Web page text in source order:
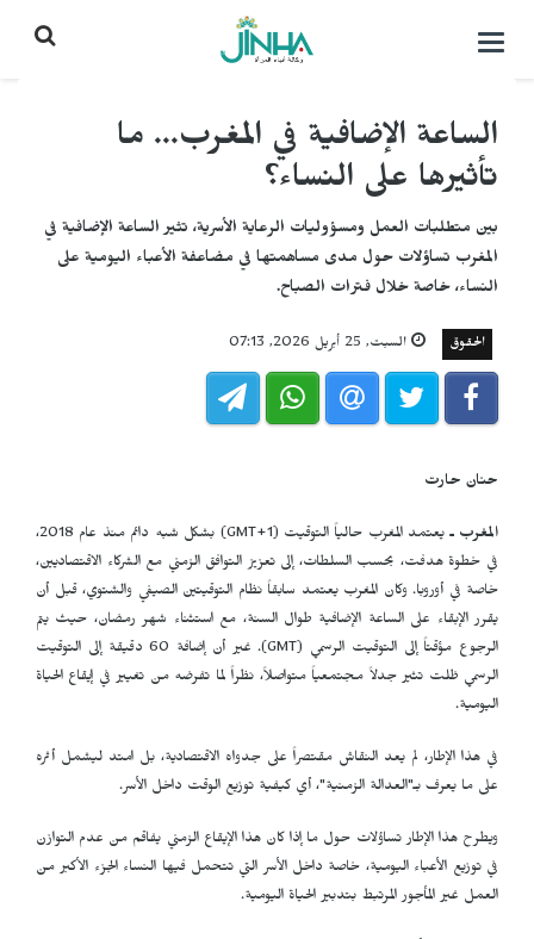
التحكم
الساعة الإضافية في المغرب... ما
تأثيرها على النساء؟
بين متطلبات العمل ومسؤوليات الرعاية الأسرية، تثير الساعة الإضافية في
المغرب تساؤلات حول مدى مساهمتها في مضاعفة الأعباء اليومية على
النساء، خاصة خلال فترات الصباح.
الحقوق السبت, 25 أبريل 2026, 07:13
حنان حارت
المغرب ـ يعتمد المغرب حالياً التوقيت (GMT+1
) بشكل شبه دائم منذ عام 2018،
في خطوة هدفت، بحسب السلطات، إلى تعزيز التوافق الزمني مع الشركاء الاقتصاديين،
خاصة في أوروبا. وكان المغرب يعتمد سابقاً نظام التوقيتين الصيفي والشتوي، قبل أن
يقرر الإبقاء على الساعة الإضافية طوال السنة، مع استثناء شهر رمضان، حيث يتم
الرجوع مؤقتاً إلى التوقيت الرسمي (GMT
). غير أن إضافة 60 دقيقة إلى التوقيت
الرسمي ظلت تثير جدلاً مجتمعياً متواصلاً، نظراً لما تفرضه من تغيير في إيقاع الحياة
اليومية.
في هذا الإطار، لم يعد النقاش مقتصراً على جدواه الاقتصادية، بل امتد ليشمل أثره
على ما يعرف بـ"العدالة الزمنية"، أي كيفية توزيع الوقت داخل الأسر.
ويطرح هذا الإطار تساؤلات حول ما إذا كان هذا الإيقاع الزمني يفاقم من عدم التوازن
في توزيع الأعباء اليومية، خاصة داخل الأسر التي تتحمل فيها النساء الجزء الأكبر من
العمل غير المأجور المرتبط بتدبير الحياة اليومية.